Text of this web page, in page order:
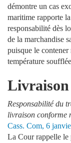
démontre un cas
maritime rapporte
responsabilité dès
de la marchandise
puisque le
température
Responsabilité du
livraison conforme
Cass. Com, 6
La Cour rappelle le